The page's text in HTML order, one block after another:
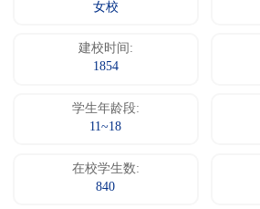
女校
建校时间:
1854
学生年龄段:
11~18
在校学生数:
840